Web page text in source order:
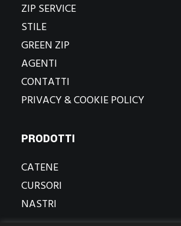
ZIP SERVICE
STILE
GREEN ZIP
AGENTI
CONTATTI
PRIVACY & COOKIE POLICY
PRODOTTI
CATENE
CURSORI
NASTRI